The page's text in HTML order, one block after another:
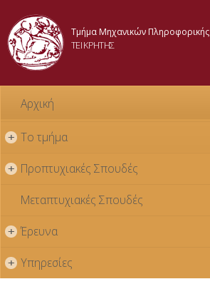
content
Τμήμα Μηχανικών Πληροφορικής
ΤΕΙ ΚΡΗΤΗΣ
Αρχική
+ Το τμήμα
+ Προπτυχιακές Σπουδές
Μεταπτυχιακές Σπουδές
+ Έρευνα
+ Υπηρεσίες